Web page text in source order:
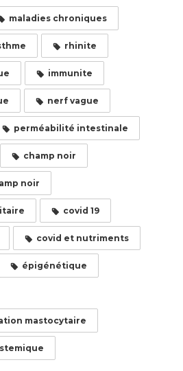
maladies chroniques
rhinite
immunite
nerf vague
perméabilité intestinale
champ noir
noir
covid 19
covid et nutriments
épigénétique
mastocytaire